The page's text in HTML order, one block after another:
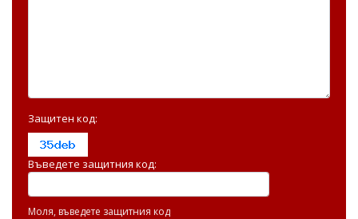
Защитен код:
Въведете защитния код:
Моля, въведете защитния код